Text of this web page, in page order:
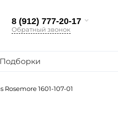
8 (912) 777-20-17
Обратный звонок
Подборки
1601-107-01